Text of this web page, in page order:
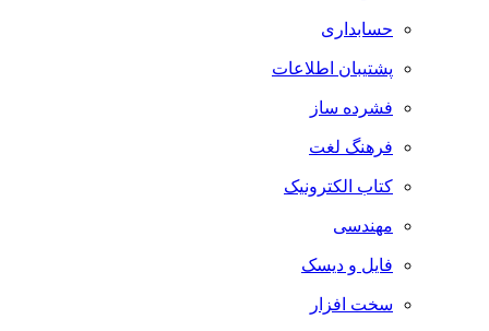
حسابداری
پشتیبان اطلاعات
فشرده ساز
فرهنگ لغت
کتاب الکترونیک
مهندسی
فایل و دیسک
سخت افزار